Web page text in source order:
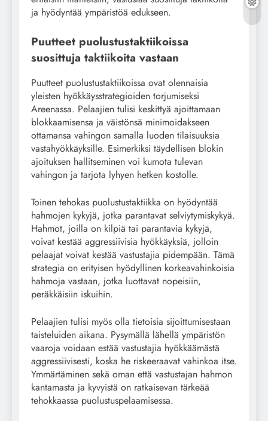
ja hyödyntää ympäristöä edukseen.
Puutteet puolustustaktiikoissa
suosittuja taktiikoita vastaan
Puutteet puolustustaktiikoissa ovat olennaisia
yleisten hyökkäysstrategioiden torjumiseksi
Areenassa. Pelaajien tulisi keskittyä ajoittamaan
blokkaamisensa ja väistönsä minimoidakseen
ottamansa vahingon samalla luoden tilaisuuksia
vastahyökkäyksille. Esimerkiksi täydellisen blokin
ajoituksen hallitseminen voi kumota tulevan
vahingon ja tarjota lyhyen hetken kostolle.
Toinen tehokas puolustustaktiikka on hyödyntää
hahmojen kykyjä, jotka parantavat selviytymiskykyä.
Hahmot, joilla on kilpiä tai parantavia kykyjä,
voivat kestää aggressiivisia hyökkäyksiä, jolloin
pelaajat voivat kestää vastustajia pidempään. Tämä
strategia on erityisen hyödyllinen korkeavahinkoisia
hahmoja vastaan, jotka luottavat nopeisiin,
peräkkäisiin iskuihin.
Pelaajien tulisi myös olla tietoisia sijoittumisestaan
taisteluiden aikana. Pysymällä lähellä ympäristön
vaaroja voidaan estää vastustajia hyökkäämästä
aggressiivisesti, koska he riskeeraavat vahinkoa itse.
Ymmärtäminen sekä oman että vastustajan hahmon
kantamasta ja kyvyistä on ratkaisevan tärkeää
tehokkaassa puolustuspelaamisessa.